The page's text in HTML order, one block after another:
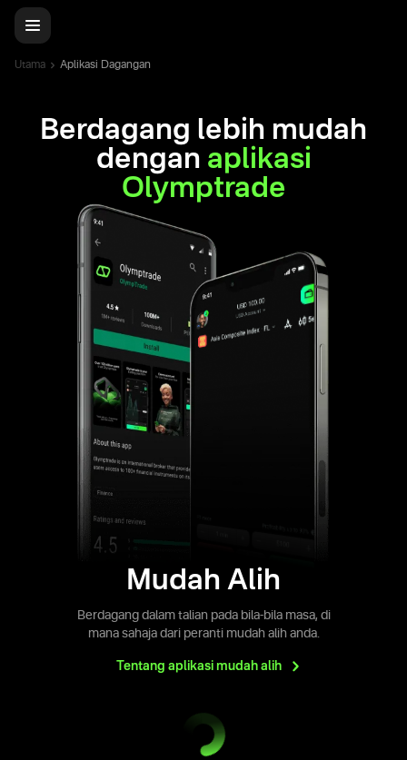
Utama Aplikasi Dagangan
Berdagang lebih mudah
dengan aplikasi
Olymptrade
Mudah Alih
Berdagang dalam talian pada bila-bila masa, di
mana sahaja dari peranti mudah alih anda.
Tentang aplikasi mudah alih